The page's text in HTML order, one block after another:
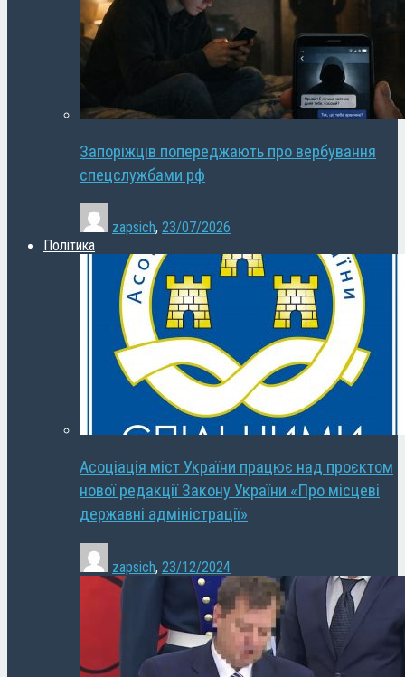
Запоріжців попереджають про вербування
спецслужбами рф
zapsich, 23/07/2026
Політика
Асоціація міст України працює над проєктом
нової редакції Закону України «Про місцеві
державні адміністрації»
zapsich, 23/12/2024